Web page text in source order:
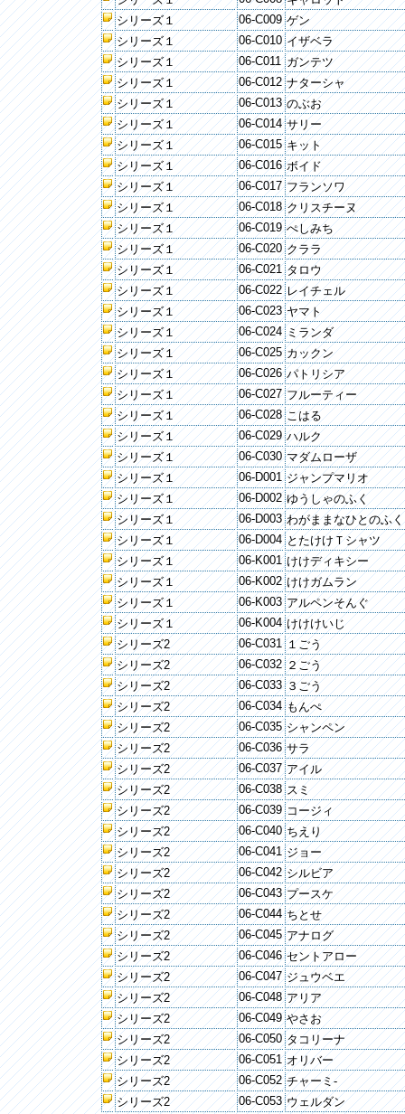
シリーズ１
06-C009 ゲン
シリーズ１
06-C010 イザベラ
シリーズ１
06-C011 ガンテツ
シリーズ１
06-C012 ナターシャ
シリーズ１
06-C013 のぶお
シリーズ１
06-C014 サリー
シリーズ１
06-C015 キット
シリーズ１
06-C016 ボイド
シリーズ１
06-C017 フランソワ
シリーズ１
06-C018 クリスチーヌ
シリーズ１
06-C019 ぺしみち
シリーズ１
06-C020 クララ
シリーズ１
06-C021 タロウ
シリーズ１
06-C022 レイチェル
シリーズ１
06-C023 ヤマト
シリーズ１
06-C024 ミランダ
シリーズ１
06-C025 カックン
シリーズ１
06-C026 パトリシア
シリーズ１
06-C027 フルーティー
シリーズ１
06-C028 こはる
シリーズ１
06-C029 ハルク
シリーズ１
06-C030 マダムローザ
シリーズ１
06-D001 ジャンプマリオ
シリーズ１
06-D002 ゆうしゃのふく
シリーズ１
06-D003 わがままなひとのふく
シリーズ１
06-D004 とたけけＴシャツ
シリーズ１
06-K001 けけディキシー
シリーズ１
06-K002 けけガムラン
シリーズ１
06-K003 アルペンそんぐ
シリーズ１
06-K004 けけけいじ
シリーズ2
06-C031 １ごう
シリーズ2
06-C032 ２ごう
シリーズ2
06-C033 ３ごう
シリーズ2
06-C034 もんぺ
シリーズ2
06-C035 シャンペン
シリーズ2
06-C036 サラ
シリーズ2
06-C037 アイル
シリーズ2
06-C038 スミ
シリーズ2
06-C039 コージィ
シリーズ2
06-C040 ちえり
シリーズ2
06-C041 ジョー
シリーズ2
06-C042 シルビア
シリーズ2
06-C043 プースケ
シリーズ2
06-C044 ちとせ
シリーズ2
06-C045 アナログ
シリーズ2
06-C046 セントアロー
シリーズ2
06-C047 ジュウベエ
シリーズ2
06-C048 アリア
シリーズ2
06-C049 やさお
シリーズ2
06-C050 タコリーナ
シリーズ2
06-C051 オリバー
シリーズ2
06-C052 チャーミ-
シリーズ2
06-C053 ウェルダン